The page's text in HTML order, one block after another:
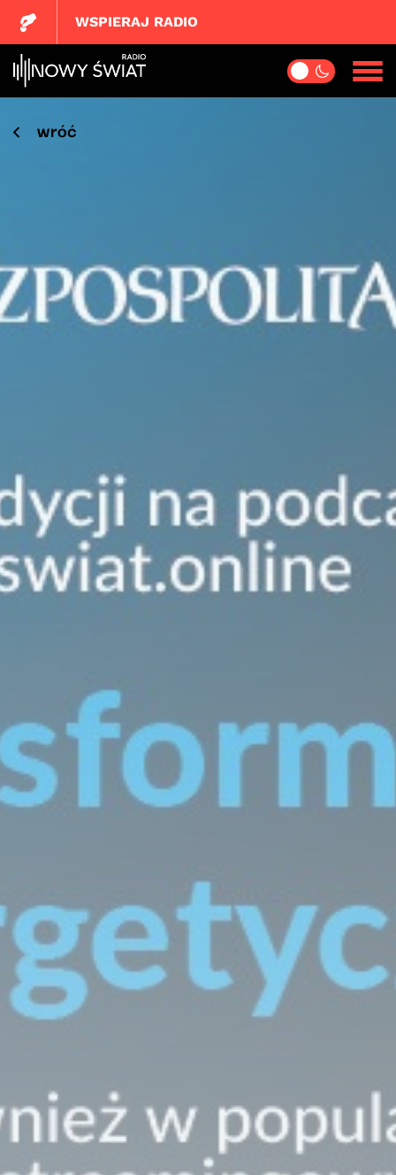
WSPIERAJ RADIO
wróć